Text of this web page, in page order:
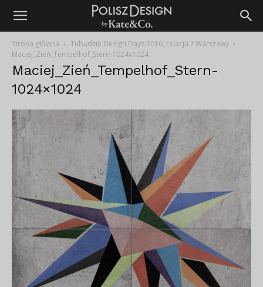
Strona główna
Tubądzin Design Days 2016, relacja z Warszawy
Maciej_Zień_Tempelhof_Stern-1024x1024
Maciej_Zień_Tempelhof_Stern-
1024×1024